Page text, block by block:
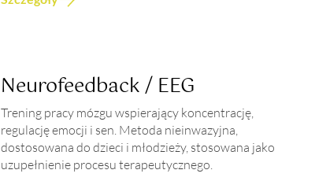
Neurofeedback / EEG
Trening pracy mózgu wspierający koncentrację,
regulację emocji i sen. Metoda nieinwazyjna,
dostosowana do dzieci i młodzieży, stosowana jako
uzupełnienie procesu terapeutycznego.